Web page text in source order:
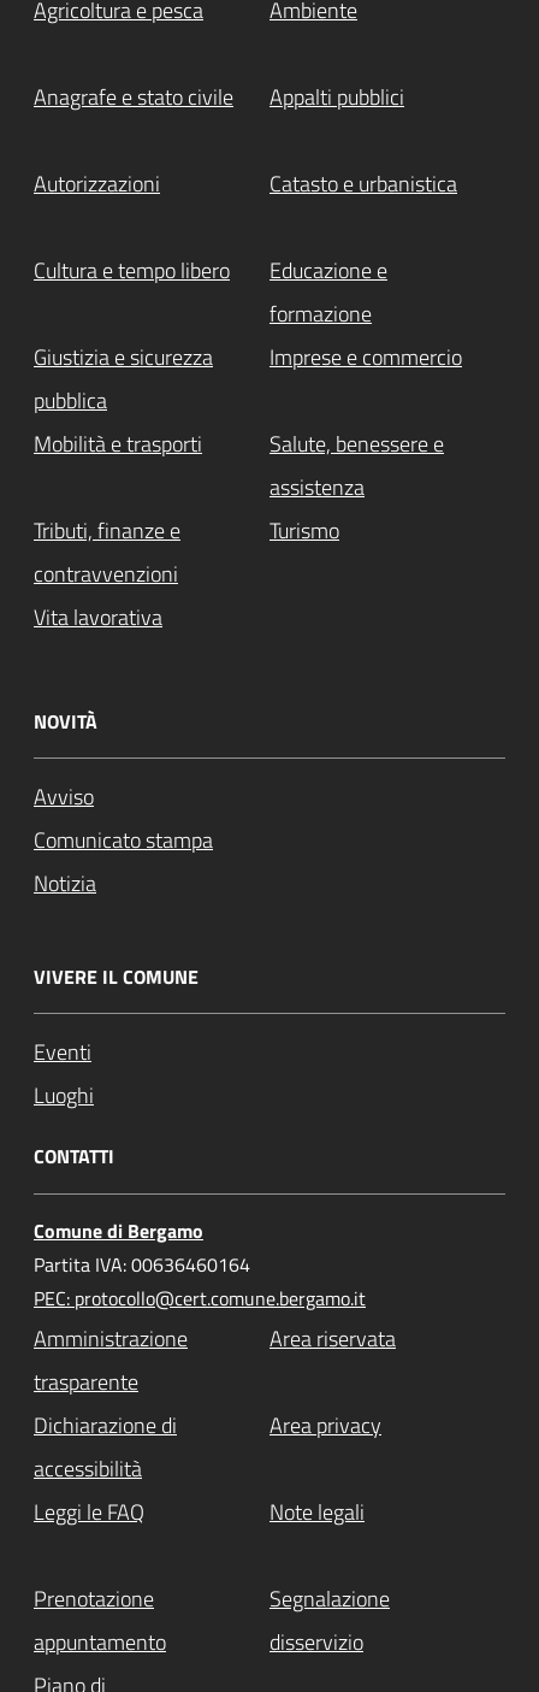
Agricoltura e pesca Ambiente
Anagrafe e stato civile Appalti pubblici
Autorizzazioni Catasto e urbanistica
Cultura e tempo libero
Educazione e
formazione
Giustizia e sicurezza
pubblica
Imprese e commercio
Mobilità e trasporti
Salute, benessere e
assistenza
Tributi, finanze e
contravvenzioni
Turismo
Vita lavorativa
NOVITÀ
Avviso
Comunicato stampa
Notizia
VIVERE IL COMUNE
Eventi
Luoghi
CONTATTI
Comune di Bergamo
Partita IVA: 00636460164
PEC: protocollo@cert.comune.bergamo.it
Amministrazione
trasparente
Area riservata
Dichiarazione di
accessibilità
Area privacy
Leggi le FAQ Note legali
Prenotazione
appuntamento
Segnalazione
disservizio
Piano di